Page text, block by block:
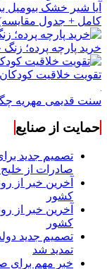
آیا شیر خشک بیومیل
کامل + جدول
خرید پارچه پرده؛
تقویت خلاقیت کودکان
سنت قدیمی مهریه
حمایت از صنایع
تصمیم جدید
صادرات از
آخرین خبر از
کشور
آخرین خبر از
کشور
تصمیم جدید
تمدید شد
خبر مهم برای